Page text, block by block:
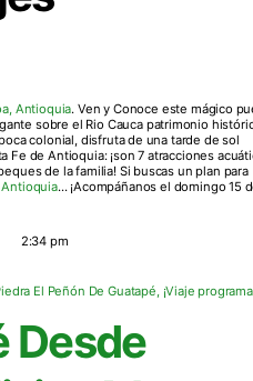
Antioquia. Ven y Conoce este mágico
sobre el Rio Cauca patrimonio
colonial, disfruta de una tarde de sol
Fe de Antioquia: ¡son 7 atracciones
de la familia! Si buscas un plan para
Antioquia... ¡Acompáñanos el domingo 15
2:34 pm
Desde